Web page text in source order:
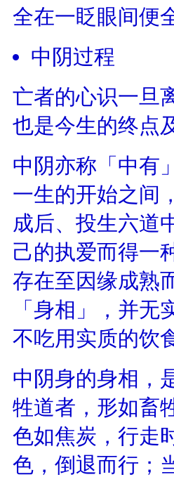
全在一眨眼间便
中阴过程
亡者的心识一旦
也是今生的终点
中阴亦称「中有
一生的开始之间
成后、投生六道
己的执爱而得一
存在至因缘成熟
「身相」，并
不吃用实质的饮
中阴身的身相，
牲道者，形如畜
色如焦炭，行走
色，倒退而行；